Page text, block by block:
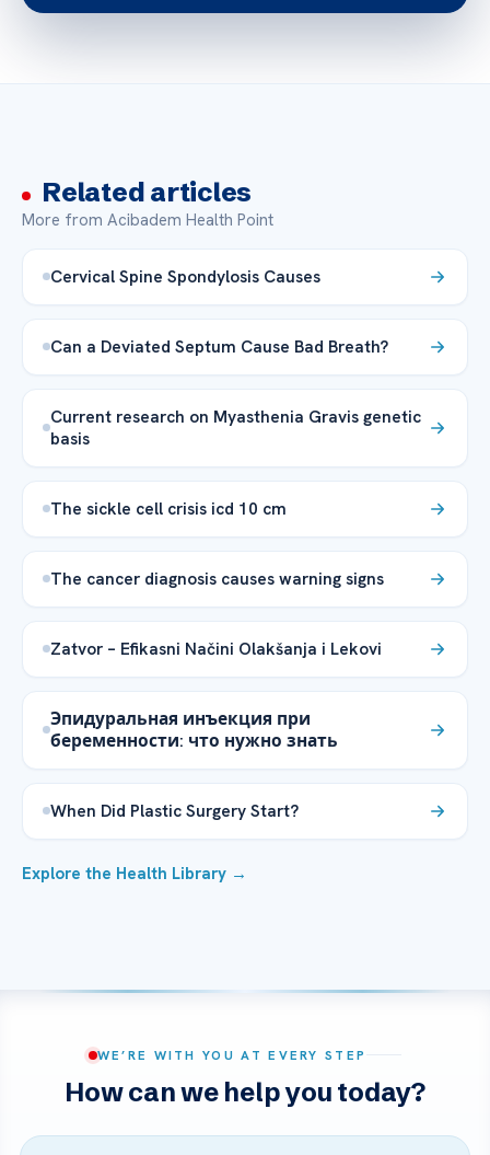
Related articles
More from Acibadem Health Point
Cervical Spine Spondylosis Causes
Can a Deviated Septum Cause Bad Breath?
Current research on Myasthenia Gravis genetic
basis
The sickle cell crisis icd 10 cm
The cancer diagnosis causes warning signs
Zatvor – Efikasni Načini Olakšanja i Lekovi
Эпидуральная инъекция при
беременности: что нужно знать
When Did Plastic Surgery Start?
Explore the Health Library →
WE’RE WITH YOU AT EVERY STEP
How can we help you today?